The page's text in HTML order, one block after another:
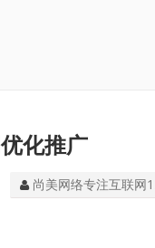
化推广
尚美网络专注互联网